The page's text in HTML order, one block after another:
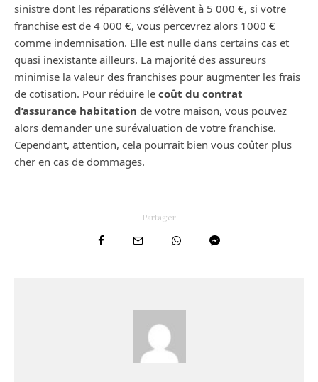
sinistre dont les réparations s’élèvent à 5 000 €, si votre
franchise est de 4 000 €, vous percevrez alors 1000 €
comme indemnisation. Elle est nulle dans certains cas et
quasi inexistante ailleurs. La majorité des assureurs
minimise la valeur des franchises pour augmenter les frais
de cotisation. Pour réduire le coût du contrat
d’assurance habitation de votre maison, vous pouvez
alors demander une surévaluation de votre franchise.
Cependant, attention, cela pourrait bien vous coûter plus
cher en cas de dommages.
Partager